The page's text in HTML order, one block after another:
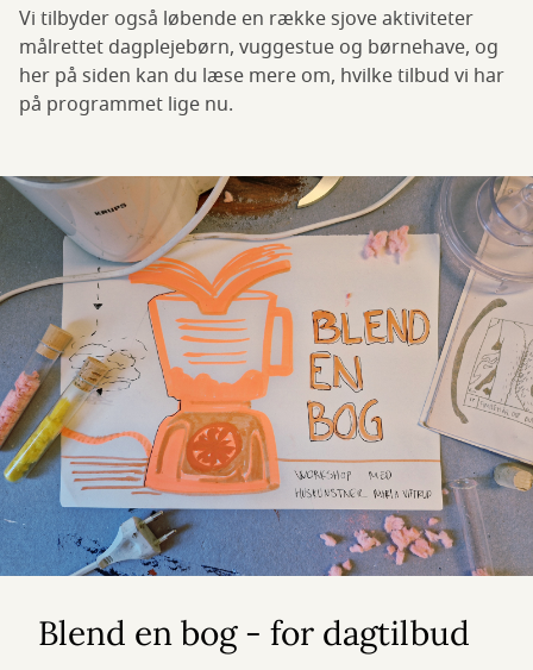
Vi tilbyder også løbende en række sjove aktiviteter
målrettet dagplejebørn, vuggestue og børnehave, og
her på siden kan du læse mere om, hvilke tilbud vi har
på programmet lige nu.
Blend en bog - for dagtilbud